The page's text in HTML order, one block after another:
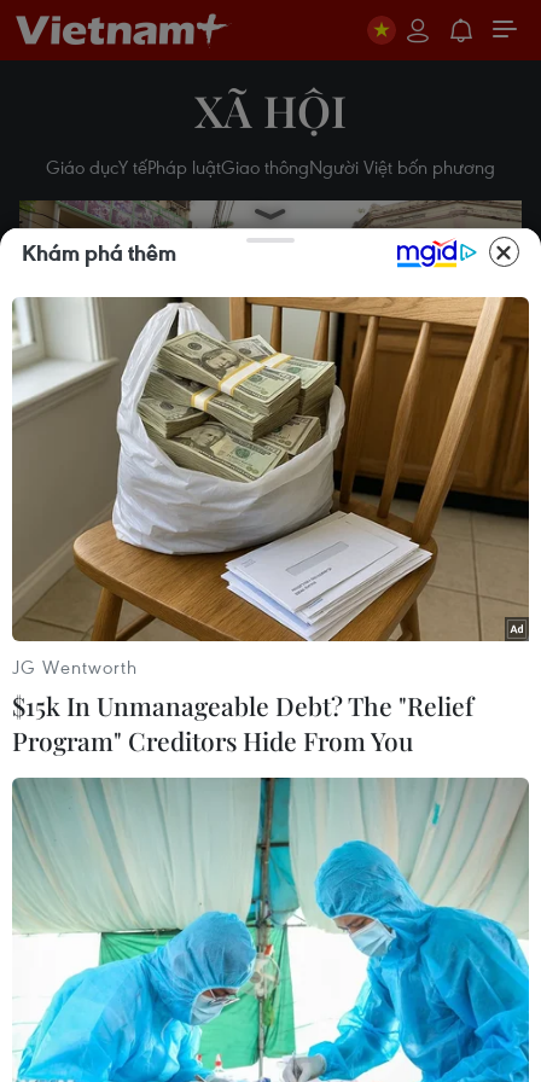
XÃ HỘI
Giáo dụcY tếPháp luậtGiao thôngNgười Việt bốn phương
Play
Video
Hà Nội thí điểm hạn chế ôtô
trên 16 chỗ trong khu vực
phố cổ
Theo dõi VietnamPlus
Sở Giao thông Vận tải Hà Nội vừa thông báo thí
điểm việc điều chỉnh tổ chức giao thông hạn chế
xe ôtô trên 16 chỗ hoạt động trên các tuyến phố
trong khu vực phố cổ và khu vực xung quanh hồ
Hoàn Kiếm.
Khám phá thêm
JG Wentworth
$15k In Unmanageable Debt? The "Relief
Program" Creditors Hide From You